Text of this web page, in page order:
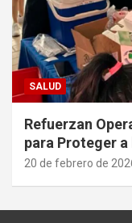
SALUD
Refuerzan
para Proteger
20 de febrero de